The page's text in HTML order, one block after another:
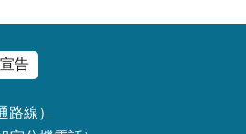
告
路線）